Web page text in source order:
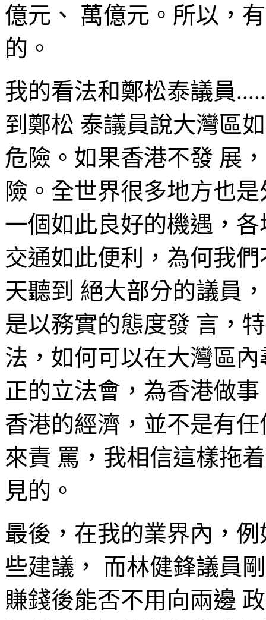
億元、 萬億元。所以，
的。
我的看法和鄭松泰議員
到鄭松 泰議員說大灣區
危險。如果香港不發 展
險。全世界很多地方也
一個如此良好的機遇，
交通如此便利，為何我
天聽到 絕大部分的議員
是以務實的態度發 言，
法，如何可以在大灣區
正的立法會，為香港做
香港的經濟，並不是有
來責 罵，我相信這樣拖
見的。
最後，在我的業界內，
些建議， 而林健鋒議員
賺錢後能否不用向兩邊